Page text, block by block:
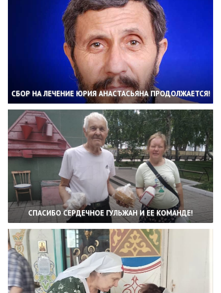
СБОР НА ЛЕЧЕНИЕ ЮРИЯ АНАСТАСЬЯНА ПРОДОЛЖАЕТСЯ!
СПАСИБО СЕРДЕЧНОЕ ГУЛЬЖАН И ЕЕ КОМАНДЕ!